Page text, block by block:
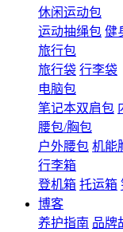
休闲运动包
运动抽绳包 健
旅行包
旅行袋 行李袋
电脑包
笔记本双肩包
腰包/胸包
户外腰包 机能
行李箱
登机箱 托运箱
博客
养护指南 品牌